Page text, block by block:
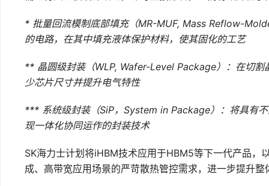
* 批量回流模制底部填充（MR-MUF, Mass Reflow-
的电路，在其中填充液体保护材料，使其固化的工艺
** 晶圆级封装（WLP, Wafer-Level Package）：在切
少芯片尺寸并提升电气特性
*** 系统级封装（SiP，System in Package）：将具有
现一体化协同运作的封装技术
SK海力士计划将iHBM技术应用于HBM5等下一代产品，
成、高带宽应用场景的严苛散热管控需求，进一步提升